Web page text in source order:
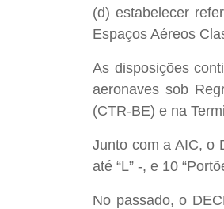
(d) estabelecer
Espaços Aéreos
As disposições
aeronaves sob
(CTR-BE) e na
Junto com a AIC, o
até “L” -, e 10
No passado, o